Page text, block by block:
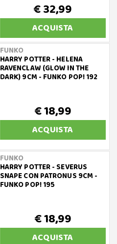
€ 32,99
ACQUISTA
FUNKO
HARRY POTTER - HELENA
RAVENCLAW (GLOW IN THE
DARK) 9CM - FUNKO POP! 192
€ 18,99
ACQUISTA
FUNKO
HARRY POTTER - SEVERUS
SNAPE CON PATRONUS 9CM -
FUNKO POP! 195
€ 18,99
ACQUISTA